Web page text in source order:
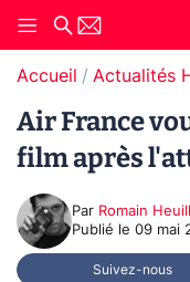
Accueil Actualités
Air France
film après
Par Romain
Publié le 09 mai
Suivez-nous